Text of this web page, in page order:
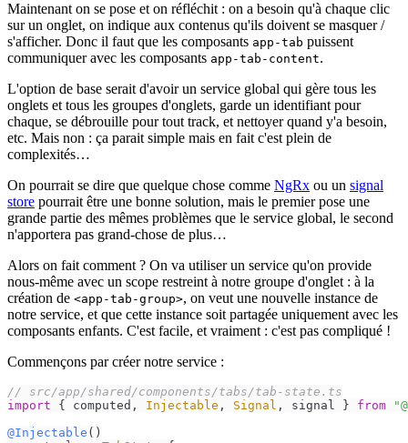
Maintenant on se pose et on réfléchit : on a besoin qu'à chaque clic
sur un onglet, on indique aux contenus qu'ils doivent se masquer /
s'afficher. Donc il faut que les composants app-tab puissent
communiquer avec les composants app-tab-content.
L'option de base serait d'avoir un service global qui gère tous les
onglets et tous les groupes d'onglets, garde un identifiant pour
chaque, se débrouille pour tout track, et nettoyer quand y'a besoin,
etc. Mais non : ça parait simple mais en fait c'est plein de
complexités…
On pourrait se dire que quelque chose comme NgRx ou un signal
store pourrait être une bonne solution, mais le premier pose une
grande partie des mêmes problèmes que le service global, le second
n'apportera pas grand-chose de plus…
Alors on fait comment ? On va utiliser un service qu'on provide
nous-même avec un scope restreint à notre groupe d'onglet : à la
création de <app-tab-group>, on veut une nouvelle instance de
notre service, et que cette instance soit partagée uniquement avec les
composants enfants. C'est facile, et vraiment : c'est pas compliqué !
Commençons par créer notre service :
// src/app/shared/components/tabs/tab-state.ts
import { computed, Injectable , Signal , signal } from
@Injectable